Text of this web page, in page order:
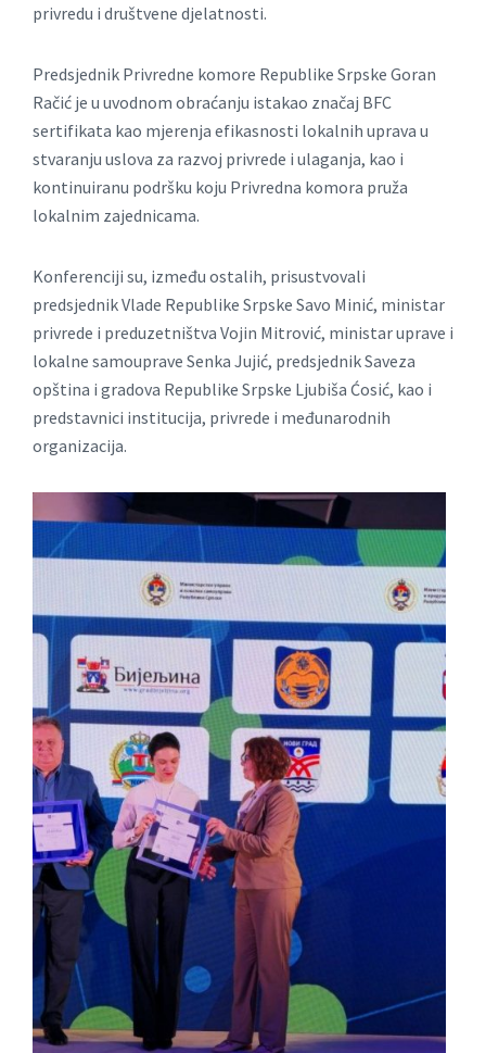
privredu i društvene djelatnosti.
Predsjednik Privredne komore Republike Srpske Goran
Račić je u uvodnom obraćanju istakao značaj BFC
sertifikata kao mjerenja efikasnosti lokalnih uprava u
stvaranju uslova za razvoj privrede i ulaganja, kao i
kontinuiranu podršku koju Privredna komora pruža
lokalnim zajednicama.
Konferenciji su, između ostalih, prisustvovali
predsjednik Vlade Republike Srpske Savo Minić, ministar
privrede i preduzetništva Vojin Mitrović, ministar uprave i
lokalne samouprave Senka Jujić, predsjednik Saveza
opština i gradova Republike Srpske Ljubiša Ćosić, kao i
predstavnici institucija, privrede i međunarodnih
organizacija.